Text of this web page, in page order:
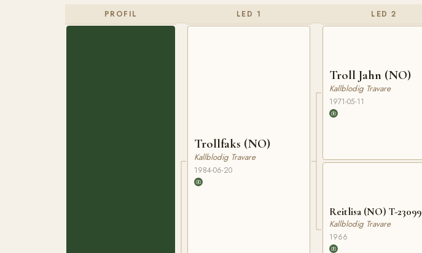
PROFIL LED 1
Trollfaks (NO)
Kallblodig Travare
1984-06-20
LED 2
Troll Jahn (NO)
Kallblodig Travare
1971-05-11
Reitlisa (NO) T-23099
Kallblodig Travare
1966